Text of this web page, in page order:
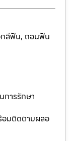
กสีฟัน, ถอนฟัน
การรักษา
อมติดตามผลอ